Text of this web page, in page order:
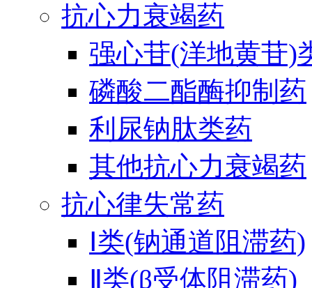
抗心力衰竭药
强心苷(洋地黄苷)
磷酸二酯酶抑制药
利尿钠肽类药
其他抗心力衰竭药
抗心律失常药
Ⅰ类(钠通道阻滞药)
Ⅱ类(β受体阻滞药)